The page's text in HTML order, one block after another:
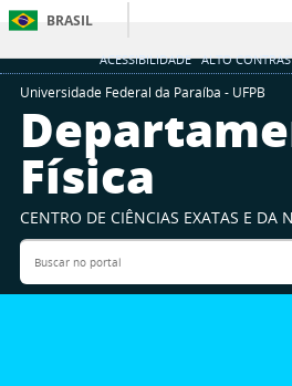
ACESSIBILIDADE ALTO
BRASIL
Universidade Federal da Paraíba - UFPB
Física
CENTRO DE CIÊNCIAS EXATAS E DA
Buscar no portal